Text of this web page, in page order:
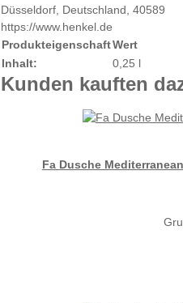
Düsseldorf, Deutschland, 40589
https://www.henkel.de
ProdukteigenschaftWert
Inhalt:
0,25 l
Kunden kauften
Fa Dusche